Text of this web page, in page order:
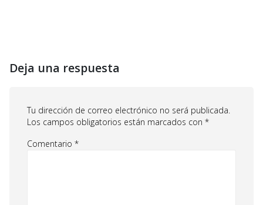
Deja una respuesta
Tu dirección de correo electrónico no será publicada.
Los campos obligatorios están marcados con *
Comentario *